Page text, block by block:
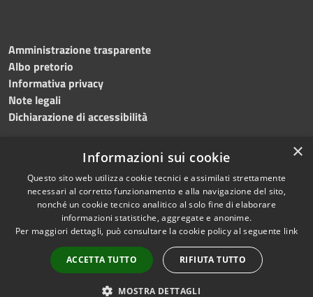
Amministrazione trasparente
Albo pretorio
Informativa privacy
Note legali
Dichiarazione di accessibilità
RSS
Accessibilità
Cookie
Mappa del sito
Numeri utili
Copyright © 2024 •
Comune diGrottaminarda
• Powered byMunicipium
•Redazione
×
Informazioni sui cookie
Questo sito web utilizza cookie tecnici e assimilati strettamente
necessari al corretto funzionamento e alla navigazione del sito,
nonché un cookie tecnico analitico al solo fine di elaborare
informazioni statistiche, aggregate e anonime.
Per maggiori dettagli, può consultare la cookie policy al seguente link
ACCETTA TUTTO RIFIUTA TUTTO
MOSTRA DETTAGLI